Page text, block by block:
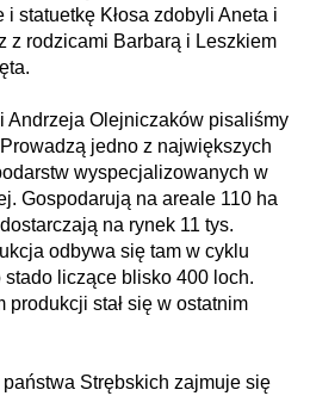
statuetkę Kłosa zdobyli Aneta i
z rodzicami Barbarą i Leszkiem
Andrzeja Olejniczaków pisaliśmy
jedno z największych
wyspecjalizowanych w
Gospodarują na areale 110 ha
na rynek 11 tys.
odbywa się tam w cyklu
liczące blisko 400 loch.
produkcji stał się w ostatnim
Strębskich zajmuje się